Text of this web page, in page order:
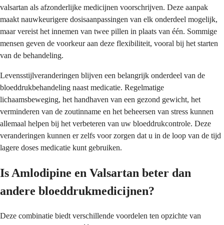
valsartan als afzonderlijke medicijnen voorschrijven. Deze aanpak
maakt nauwkeurigere dosisaanpassingen van elk onderdeel mogelijk,
maar vereist het innemen van twee pillen in plaats van één. Sommige
mensen geven de voorkeur aan deze flexibiliteit, vooral bij het starten
van de behandeling.
Levensstijlveranderingen blijven een belangrijk onderdeel van de
bloeddrukbehandeling naast medicatie. Regelmatige
lichaamsbeweging, het handhaven van een gezond gewicht, het
verminderen van de zoutinname en het beheersen van stress kunnen
allemaal helpen bij het verbeteren van uw bloeddrukcontrole. Deze
veranderingen kunnen er zelfs voor zorgen dat u in de loop van de tijd
lagere doses medicatie kunt gebruiken.
Is Amlodipine en Valsartan beter dan
andere bloeddrukmedicijnen?
Deze combinatie biedt verschillende voordelen ten opzichte van